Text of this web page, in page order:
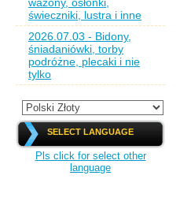
świeczniki, lustra i inne
2026.07.03 - Bidony,
śniadaniówki, torby
podróżne, plecaki i nie
tylko
SELECT LANGUAGE
Pls click for select other
language